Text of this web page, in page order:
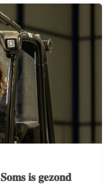
𝐢𝐬 𝐠𝐞𝐳𝐨𝐧𝐝